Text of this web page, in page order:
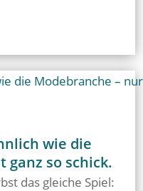
wie die
ganz so schick.
das gleiche Spiel: